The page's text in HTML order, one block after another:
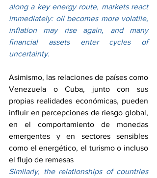
along a key energy route, markets react
immediately: oil becomes more volatile,
inflation may rise again, and many
financial assets enter cycles of
uncertainty.
Asimismo, las relaciones de países como
Venezuela o Cuba, junto con sus
propias realidades económicas, pueden
influir en percepciones de riesgo global,
en el comportamiento de monedas
emergentes y en sectores sensibles
como el energético, el turismo o incluso
el flujo de remesas
Similarly, the relationships of countries